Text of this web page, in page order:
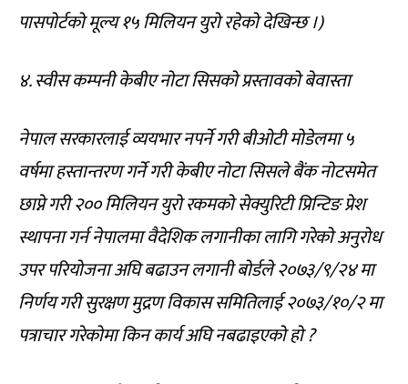
पासपोर्टको मूल्य १५ मिलियन युरो रहेको देखिन्छ ।)
४. स्वीस कम्पनी केबीए नोटा सिसको प्रस्तावको बेवास्ता
नेपाल सरकारलाई व्ययभार नपर्ने गरी बीओटी मोडेलमा ५
वर्षमा हस्तान्तरण गर्ने गरी केबीए नोटा सिसले बैंक नोटसमेत
छाप्ने गरी २०० मिलियन युरो रकमको सेक्युरिटी प्रिन्टिङ प्रेश
स्थापना गर्न नेपालमा वैदेशिक लगानीका लागि गरेको अनुरोध
उपर परियोजना अघि बढाउन लगानी बोर्डले २०७३/९/२४ मा
निर्णय गरी सुरक्षण मुद्रण विकास समितिलाई २०७३/१०/२ मा
पत्राचार गरेकोमा किन कार्य अघि नबढाइएको हो ?